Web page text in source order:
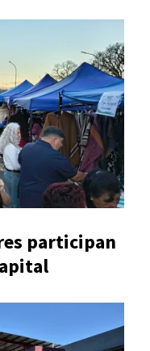
participan